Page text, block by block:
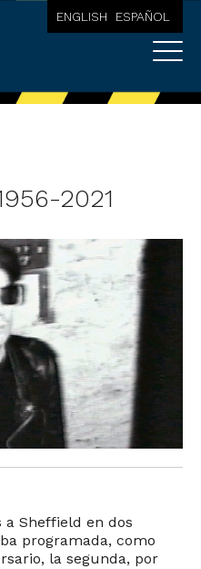
ENGLISH ESPAÑOL
2021
a Sheffield en dos
programada, como
la segunda, por